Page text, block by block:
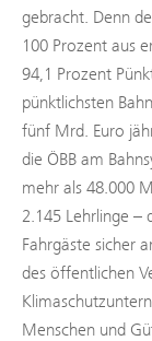
gebracht. Denn
100 Prozent aus
94,1 Prozent
pünktlichsten
fünf Mrd. Euro
die ÖBB am
mehr als 48.000
2.145 Lehrlinge –
Fahrgäste sicher
des öffentlichen
Menschen und